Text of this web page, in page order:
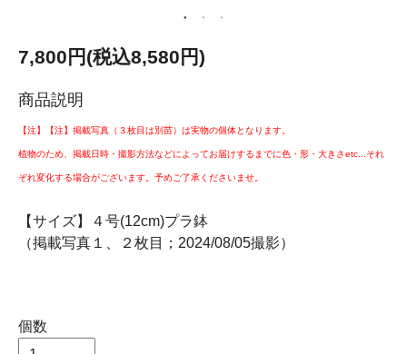
7,800円(税込8,580円)
商品説明
【注】【注】掲載写真（３枚目は別苗）は実物の個体となります。
植物のため、掲載日時・撮影方法などによってお届けするまでに色・形・大きさetc...それ
ぞれ変化する場合がございます。予めご了承くださいませ。
【サイズ】４号(12cm)プラ鉢
（掲載写真１、２枚目；2024/08/05撮影）
個数